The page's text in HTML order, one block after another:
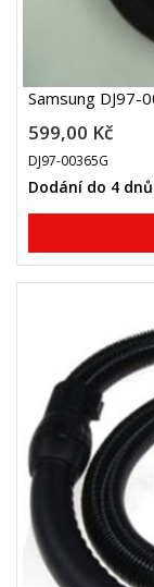
Samsung DJ97-
599,00 Kč
DJ97-00365G
Dodání do 4 dnů